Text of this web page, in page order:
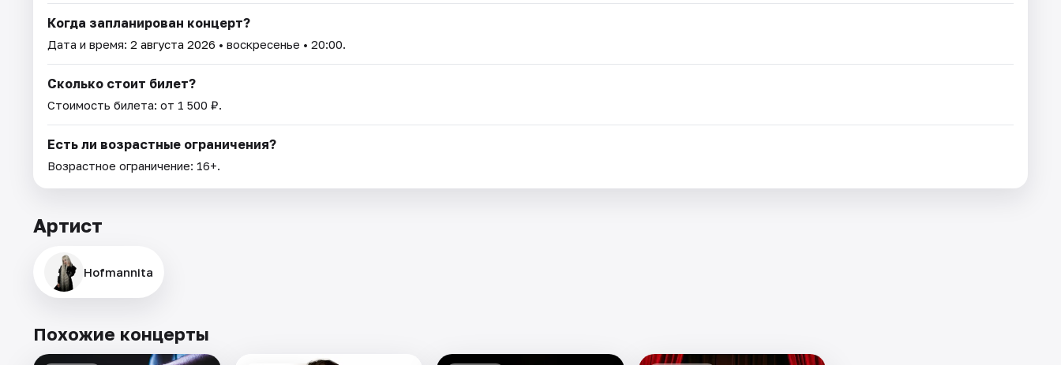
Когда запланирован концерт?
Дата и время: 2 августа 2026 • воскресенье • 20:00.
Сколько стоит билет?
Стоимость билета: от 1 500 ₽.
Есть ли возрастные ограничения?
Возрастное ограничение: 16+.
Артист
Hofmannita
Похожие концерты